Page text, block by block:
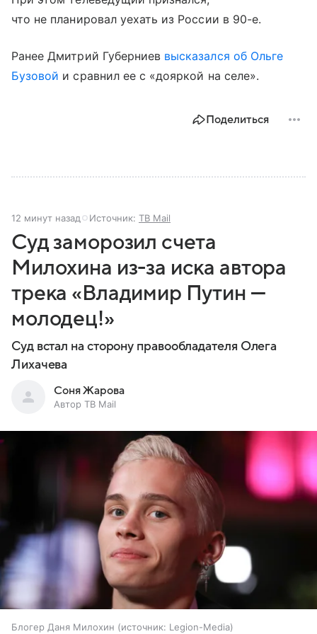
что не планировал уехать из России в 90-е.
Ранее Дмитрий Губерниев высказался об Ольге
Бузовой и сравнил ее с «дояркой на селе».
Поделиться
12 минут назад Источник: ТВ Mail
Суд заморозил счета
Милохина из-за иска автора
трека «Владимир Путин —
молодец!»
Суд встал на сторону правообладателя Олега
Лихачева
Соня Жарова
Автор ТВ Mail
Блогер Даня Милохин источник: Legion-Media